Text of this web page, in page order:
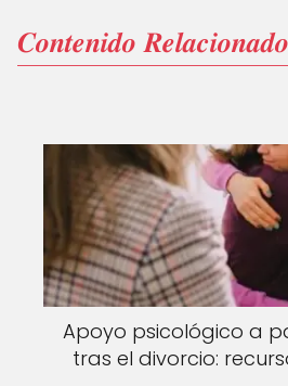
𝑪𝒐𝒏𝒕𝒆𝒏𝒊𝒅𝒐 𝑹𝒆𝒍𝒂𝒄𝒊𝒐𝒏𝒂𝒅𝒐
Apoyo psicológico a
tras el divorcio: